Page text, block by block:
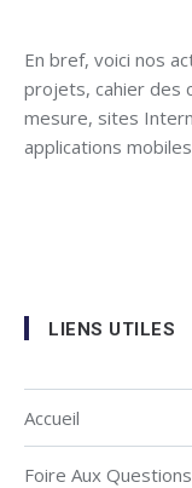
En bref, voici nos
projets, cahier des
mesure, sites
applications
LIENS UTILES
Accueil
Foire Aux Questions